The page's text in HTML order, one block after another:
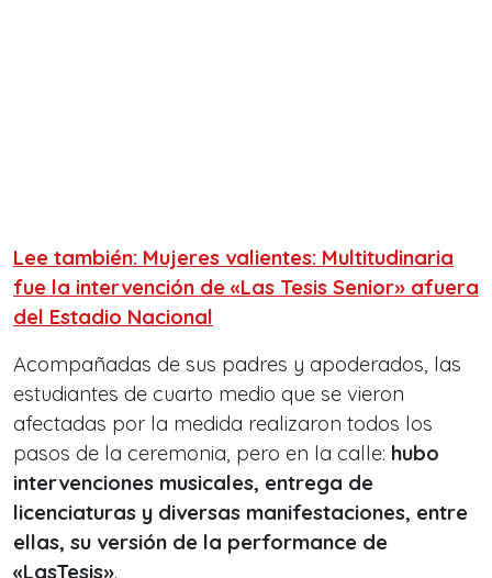
Lee también: Mujeres valientes: Multitudinaria
fue la intervención de «Las Tesis Senior» afuera
del Estadio Nacional
Acompañadas de sus padres y apoderados, las
estudiantes de cuarto medio que se vieron
afectadas por la medida realizaron todos los
pasos de la ceremonia, pero en la calle: hubo
intervenciones musicales, entrega de
licenciaturas y diversas manifestaciones, entre
ellas, su versión de la performance de
«LasTesis».